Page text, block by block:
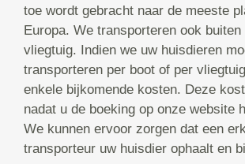
toe wordt gebracht naar de meeste
Europa. We transporteren ook
vliegtuig. Indien we uw huisdieren
transporteren per boot of per
enkele bijkomende kosten. Deze
nadat u de boeking op onze website
We kunnen ervoor zorgen dat een
transporteur uw huisdier ophaalt en